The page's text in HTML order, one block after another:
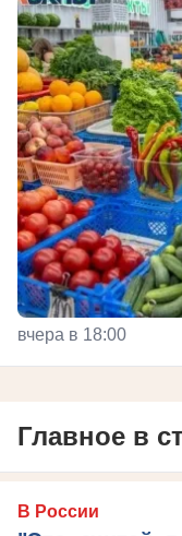
вчера в 18:00
Главное в
В России